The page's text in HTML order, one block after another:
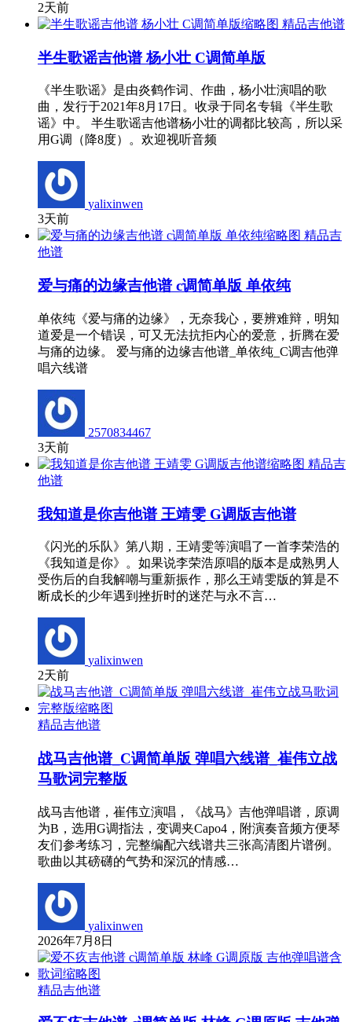
2天前
精品吉他谱
半生歌谣吉他谱 杨小壮 C调简单版
《半生歌谣》是由炎鹤作词、作曲，杨小壮演唱的歌
曲，发行于2021年8月17日。收录于同名专辑《半生歌
谣》中。 半生歌谣吉他谱杨小壮的调都比较高，所以采
用G调（降8度）。欢迎视听音频
yalixinwen
3天前
精品吉
他谱
爱与痛的边缘吉他谱 c调简单版 单依纯
单依纯《爱与痛的边缘》，无奈我心，要辨难辩，明知
道爱是一个错误，可又无法抗拒内心的爱意，折腾在爱
与痛的边缘。 爱与痛的边缘吉他谱_单依纯_C调吉他弹
唱六线谱
2570834467
3天前
精品吉
他谱
我知道是你吉他谱 王靖雯 G调版吉他谱
《闪光的乐队》第八期，王靖雯等演唱了一首李荣浩的
《我知道是你》。如果说李荣浩原唱的版本是成熟男人
受伤后的自我解嘲与重新振作，那么王靖雯版的算是不
断成长的少年遇到挫折时的迷茫与永不言…
yalixinwen
2天前
精品吉他谱
战马吉他谱_C调简单版 弹唱六线谱_崔伟立战
马歌词完整版
战马吉他谱，崔伟立演唱，《战马》吉他弹唱谱，原调
为B，选用G调指法，变调夹Capo4，附演奏音频方便琴
友们参考练习，完整编配六线谱共三张高清图片谱例。
歌曲以其磅礴的气势和深沉的情感…
yalixinwen
2026年7月8日
精品吉他谱